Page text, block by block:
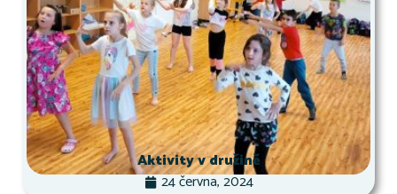
Aktivity v družině
24 června, 2024